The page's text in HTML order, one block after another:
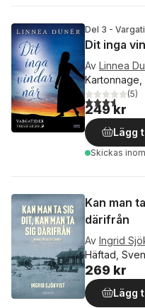
Del 3 -
Dit inga
Av Linnea
Kartonnage,
3,6utav 5(5)
249 kr
Lägg
Skickas
Kan man
därifrån
Av Ingrid
Häftad,
269 kr
Lägg